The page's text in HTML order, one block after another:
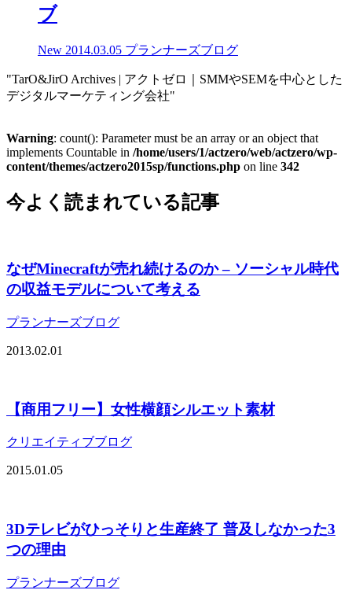
ブ
New 2014.03.05 プランナーズブログ
"TarO&JirO Archives | アクトゼロ｜SMMやSEMを中心とした
デジタルマーケティング会社"
Warning: count(): Parameter must be an array or an object that
implements Countable in /home/users/1/actzero/web/actzero/wp-
content/themes/actzero2015sp/functions.php on line 342
今よく読まれている記事
なぜMinecraftが売れ続けるのか – ソーシャル時代
の収益モデルについて考える
プランナーズブログ
2013.02.01
【商用フリー】女性横顔シルエット素材
クリエイティブブログ
2015.01.05
3Dテレビがひっそりと生産終了 普及しなかった3
つの理由
プランナーズブログ